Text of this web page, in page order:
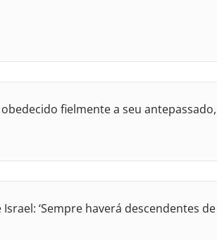
fielmente a seu
‘Sempre haverá descendentes